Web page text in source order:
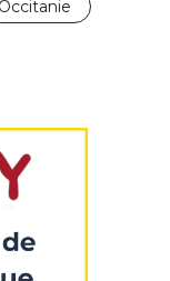
Occitanie